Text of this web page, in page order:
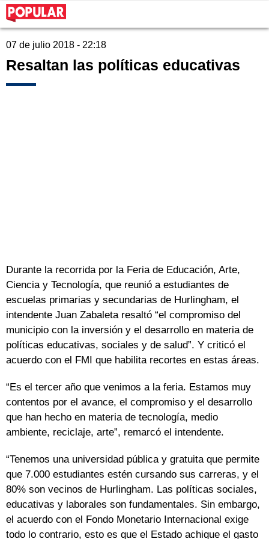
07 de julio 2018 - 22:18
Resaltan las políticas educativas
Durante la recorrida por la Feria de Educación, Arte,
Ciencia y Tecnología, que reunió a estudiantes de
escuelas primarias y secundarias de Hurlingham, el
intendente Juan Zabaleta resaltó “el compromiso del
municipio con la inversión y el desarrollo en materia de
políticas educativas, sociales y de salud”. Y criticó el
acuerdo con el FMI que habilita recortes en estas áreas.
“Es el tercer año que venimos a la feria. Estamos muy
contentos por el avance, el compromiso y el desarrollo
que han hecho en materia de tecnología, medio
ambiente, reciclaje, arte”, remarcó el intendente.
“Tenemos una universidad pública y gratuita que permite
que 7.000 estudiantes estén cursando sus carreras, y el
80% son vecinos de Hurlingham. Las políticas sociales,
educativas y laborales son fundamentales. Sin embargo,
el acuerdo con el Fondo Monetario Internacional exige
todo lo contrario, esto es que el Estado achique el gasto